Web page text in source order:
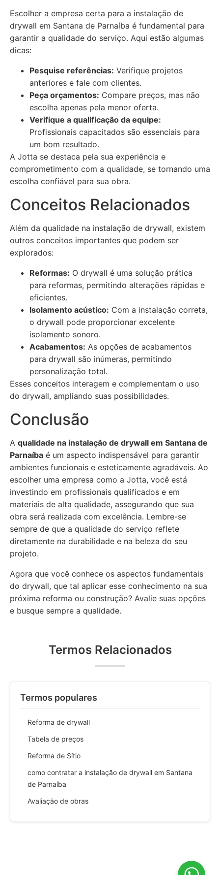
Escolher a empresa certa para a instalação de
drywall em Santana de Parnaíba é fundamental para
garantir a qualidade do serviço. Aqui estão algumas
dicas:
Pesquise referências: Verifique projetos
anteriores e fale com clientes.
Peça orçamentos: Compare preços, mas não
escolha apenas pela menor oferta.
Verifique a qualificação da equipe:
Profissionais capacitados são essenciais para
um bom resultado.
A Jotta se destaca pela sua experiência e
comprometimento com a qualidade, se tornando uma
escolha confiável para sua obra.
Conceitos Relacionados
Além da qualidade na instalação de drywall, existem
outros conceitos importantes que podem ser
explorados:
Reformas: O drywall é uma solução prática
para reformas, permitindo alterações rápidas e
eficientes.
Isolamento acústico: Com a instalação correta,
o drywall pode proporcionar excelente
isolamento sonoro.
Acabamentos: As opções de acabamentos
para drywall são inúmeras, permitindo
personalização total.
Esses conceitos interagem e complementam o uso
do drywall, ampliando suas possibilidades.
Conclusão
A qualidade na instalação de drywall em Santana de
Parnaíba é um aspecto indispensável para garantir
ambientes funcionais e esteticamente agradáveis. Ao
escolher uma empresa como a Jotta, você está
investindo em profissionais qualificados e em
materiais de alta qualidade, assegurando que sua
obra será realizada com excelência. Lembre-se
sempre de que a qualidade do serviço reflete
diretamente na durabilidade e na beleza do seu
projeto.
Agora que você conhece os aspectos fundamentais
do drywall, que tal aplicar esse conhecimento na sua
próxima reforma ou construção? Avalie suas opções
e busque sempre a qualidade.
Termos Relacionados
Termos populares
Reforma de drywall
Tabela de preços
Reforma de Sítio
como contratar a instalação de drywall em Santana
de Parnaíba
Avaliação de obras